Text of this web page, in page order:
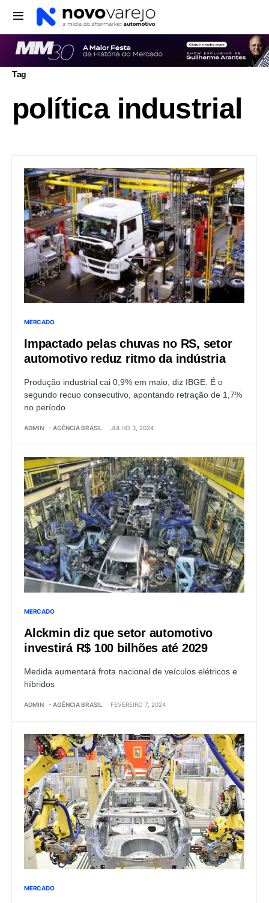
Tag
política industrial
MERCADO
Impactado pelas chuvas no RS, setor
automotivo reduz ritmo da indústria
Produção industrial cai 0,9% em maio, diz IBGE. É o
segundo recuo consecutivo, apontando retração de 1,7%
no período
ADMIN - AGÊNCIA BRASIL JULHO 3, 2024
MERCADO
Alckmin diz que setor automotivo
investirá R$ 100 bilhões até 2029
Medida aumentará frota nacional de veículos elétricos e
híbridos
ADMIN - AGÊNCIA BRASIL FEVEREIRO 7, 2024
MERCADO